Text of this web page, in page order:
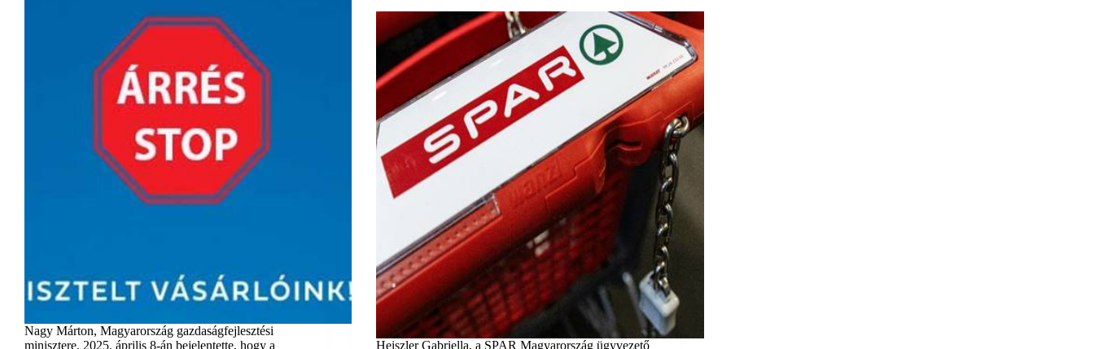
​Nagy Márton, Magyarország gazdaságfejlesztési
minisztere, 2025. április 8-án bejelentette, hogy a
Heiszler Gabriella, a SPAR Magyarország ügyvezető